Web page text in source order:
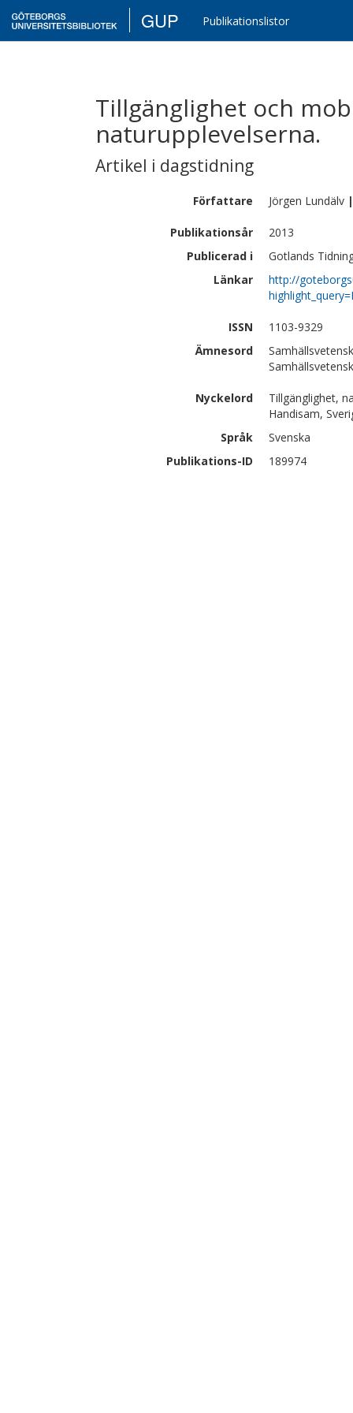
GUP Publikationslistor
Tillgänglighet och
naturupplevelserna.
Artikel i dagstidning
Författare Jörgen Lundälv |
Publikationsår
2013
Publicerad i
Gotlands
Länkar
http://
ISSN
1103-9329
Ämnesord
Nyckelord
Tillgänglighet,
Handisam,
Språk
Svenska
Publikations-ID
189974